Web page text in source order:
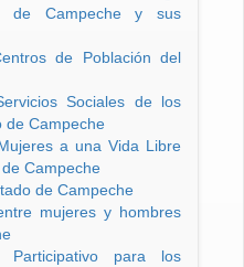
de Campeche y sus
de Población del
Sociales de los
de Campeche
a una Vida Libre
Campeche
de Campeche
mujeres y hombres
Participativo para los